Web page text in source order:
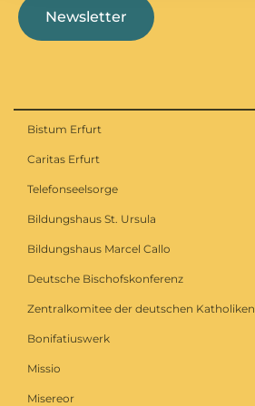
Newsletter
Bistum Erfurt
Caritas Erfurt
Telefonseelsorge
Bildungshaus St. Ursula
Bildungshaus Marcel Callo
Deutsche Bischofskonferenz
Zentralkomitee der deutschen Katholiken
Bonifatiuswerk
Missio
Misereor